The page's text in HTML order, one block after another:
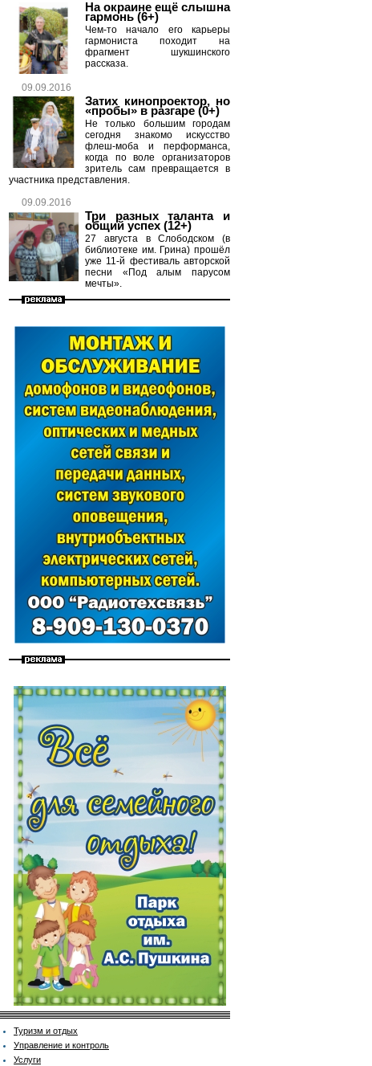
На окраине ещё слышна
гармонь (6+)
Чем-то начало его карьеры
гармониста походит на
фрагмент шукшинского
рассказа.
09.09.2016
Затих кинопроектор, но
«пробы» в разгаре (0+)
Не только большим городам
сегодня знакомо искусство
флеш-моба и перформанса,
когда по воле организаторов
зритель сам превращается в
участника представления.
09.09.2016
Три разных таланта и
общий успех (12+)
27 августа в Слободском (в
библиотеке им. Грина) прошёл
уже 11-й фестиваль авторской
песни «Под алым парусом
мечты».
Туризм и отдых
Управление и контроль
Услуги